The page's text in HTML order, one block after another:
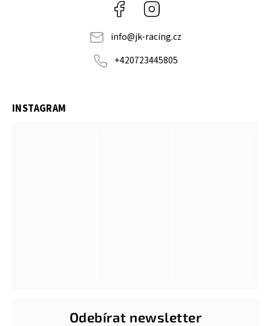
Facebook
info@jk-racing.cz
+420723445805
INSTAGRAM
Odebírat newsletter